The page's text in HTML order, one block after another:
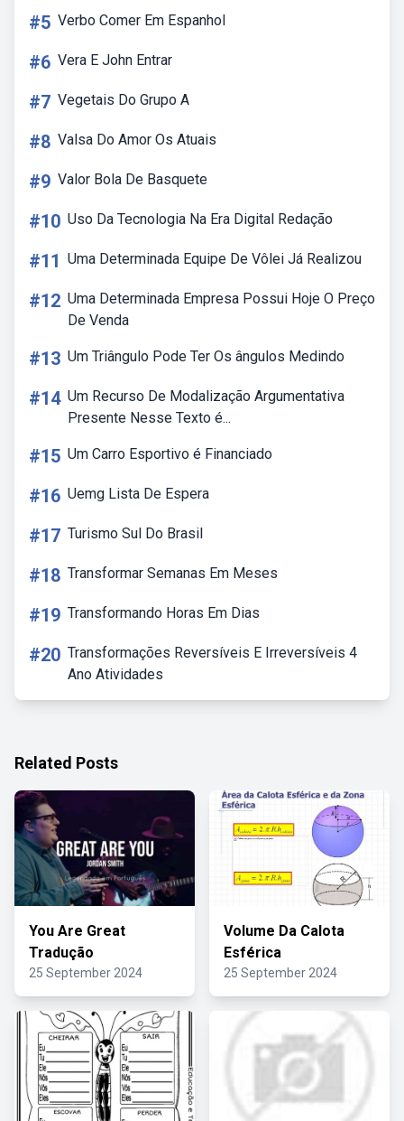
#5 Verbo Comer Em Espanhol
#6 Vera E John Entrar
#7 Vegetais Do Grupo A
#8 Valsa Do Amor Os Atuais
#9 Valor Bola De Basquete
#10 Uso Da Tecnologia Na Era Digital Redação
#11 Uma Determinada Equipe De Vôlei Já Realizou
#12 Uma Determinada Empresa Possui Hoje O Preço
De Venda
#13 Um Triângulo Pode Ter Os ângulos Medindo
#14 Um Recurso De Modalização Argumentativa
Presente Nesse Texto é...
#15 Um Carro Esportivo é Financiado
#16 Uemg Lista De Espera
#17 Turismo Sul Do Brasil
#18 Transformar Semanas Em Meses
#19 Transformando Horas Em Dias
#20 Transformações Reversíveis E Irreversíveis 4
Ano Atividades
Related Posts
You Are Great
Tradução
25 September 2024
Volume Da Calota
Esférica
25 September 2024